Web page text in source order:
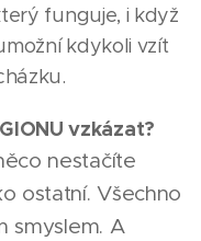
funguje, i když
kdykoli vzít
vzkázat?
nestačíte
ostatní. Všechno
smyslem. A